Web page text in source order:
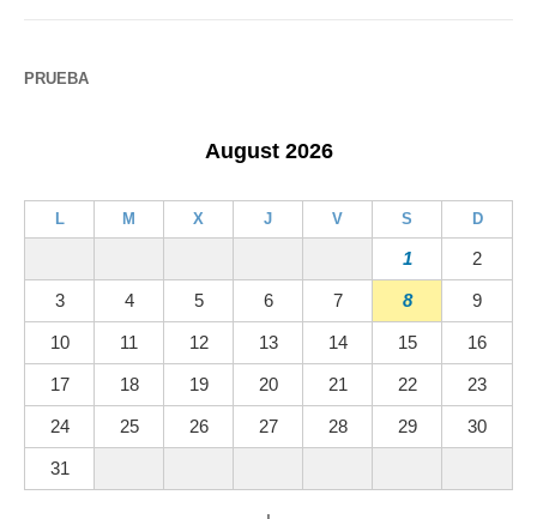
PRUEBA
August 2026
L M X J V S D
1 2
3 4 5 6 7 8 9
10 11 12 13 14 15 16
17 18 19 20 21 22 23
24 25 26 27 28 29 30
31